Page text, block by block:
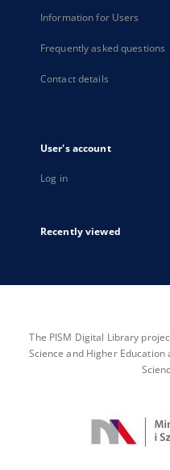
Information for Users
Frequently asked questions
Contact details
User's account
Log in
Recently viewed
The PISM Digital Library
Science and Higher